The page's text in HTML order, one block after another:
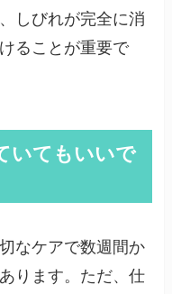
しびれが完全に消
ることが重要で
いてもいいで
なケアで数週間か
ります。ただ、仕